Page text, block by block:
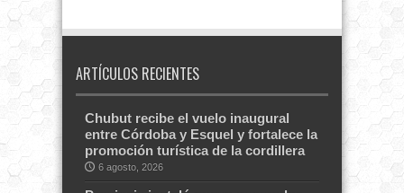
ARTÍCULOS RECIENTES
Chubut recibe el vuelo inaugural
entre Córdoba y Esquel y fortalece la
promoción turística de la cordillera
6 agosto, 2026